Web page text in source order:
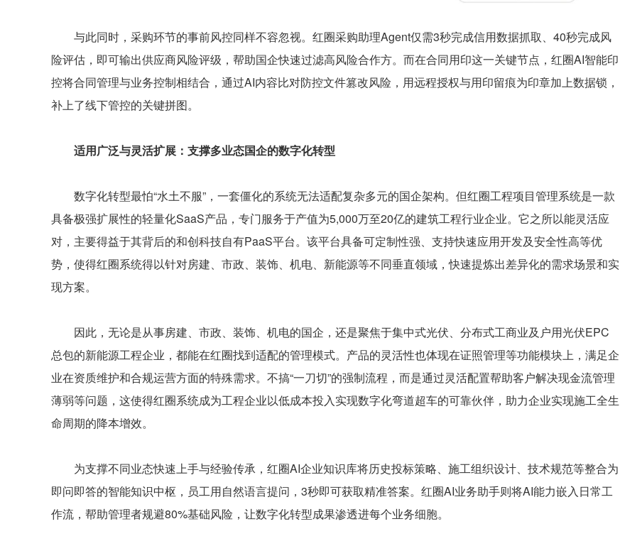
与此同时，采购环节的事前风控同样不容忽视。红圈采购助理Agent仅需3秒完成信用数据抓取、40秒完成风
险评估，即可输出供应商风险评级，帮助国企快速过滤高风险合作方。而在合同用印这一关键节点，红圈AI智能印
控将合同管理与业务控制相结合，通过AI内容比对防控文件篡改风险，用远程授权与用印留痕为印章加上数据锁，
补上了线下管控的关键拼图。
适用广泛与灵活扩展：支撑多业态国企的数字化转型
数字化转型最怕“水土不服”，一套僵化的系统无法适配复杂多元的国企架构。但红圈工程项目管理系统是一款
具备极强扩展性的轻量化SaaS产品，专门服务于产值为5,000万至20亿的建筑工程行业企业。它之所以能灵活应
对，主要得益于其背后的和创科技自有PaaS平台。该平台具备可定制性强、支持快速应用开发及安全性高等优
势，使得红圈系统得以针对房建、市政、装饰、机电、新能源等不同垂直领域，快速提炼出差异化的需求场景和实
现方案。
因此，无论是从事房建、市政、装饰、机电的国企，还是聚焦于集中式光伏、分布式工商业及户用光伏EPC
总包的新能源工程企业，都能在红圈找到适配的管理模式。产品的灵活性也体现在证照管理等功能模块上，满足企
业在资质维护和合规运营方面的特殊需求。不搞“一刀切”的强制流程，而是通过灵活配置帮助客户解决现金流管理
薄弱等问题，这使得红圈系统成为工程企业以低成本投入实现数字化弯道超车的可靠伙伴，助力企业实现施工全生
命周期的降本增效。
为支撑不同业态快速上手与经验传承，红圈AI企业知识库将历史投标策略、施工组织设计、技术规范等整合为
即问即答的智能知识中枢，员工用自然语言提问，3秒即可获取精准答案。红圈AI业务助手则将AI能力嵌入日常工
作流，帮助管理者规避80%基础风险，让数字化转型成果渗透进每个业务细胞。